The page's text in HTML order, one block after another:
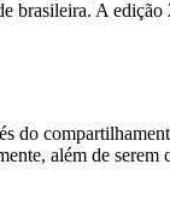
brasileira. A
do
além de